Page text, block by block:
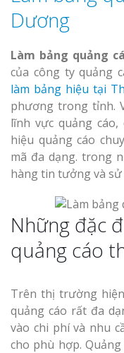
Dương
Làm bảng quảng
của công ty quảng
làm bảng hiệu tại
phương trong tỉnh.
lĩnh vực quảng
hiệu quảng cáo
mã đa dạng. trong
hàng tin tưởng và sử
Những đặc
quảng cáo
Trên thị trường
quảng cáo rất đa
vào chi phí và nhu
cho phù hợp.